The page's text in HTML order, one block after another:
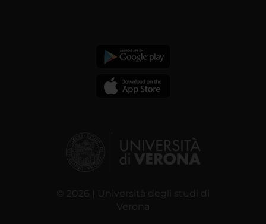
© 2026 | Università degli studi di
Verona